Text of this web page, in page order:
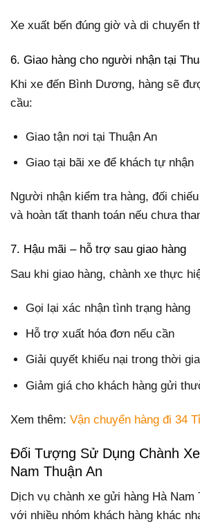
Xe xuất bến đúng giờ và di chuyển
6. Giao hàng cho người nhận tại
Khi xe đến Bình Dương, hàng sẽ
cầu:
Giao tận nơi tại Thuận An
Giao tại bãi xe để khách tự nhận
Người nhận kiểm tra hàng, đối
và hoàn tất thanh toán nếu chưa
7. Hậu mãi – hỗ trợ sau giao hàng
Sau khi giao hàng, chành xe thực
Gọi lại xác nhận tình trạng hàng
Hỗ trợ xuất hóa đơn nếu cần
Giải quyết khiếu nại trong thời
Giảm giá cho khách hàng gửi
Xem thêm: Vận chuyển hàng đi 34
Đối Tượng Sử Dụng Chành
Nam Thuận An
Dịch vụ chành xe gửi hàng Hà Nam
với nhiều nhóm khách hàng khác